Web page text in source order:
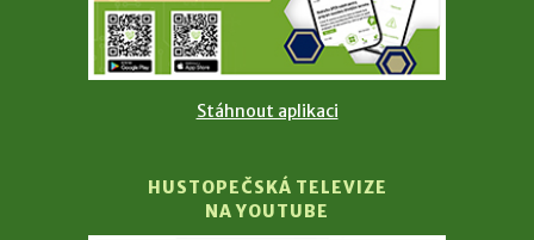
Stáhnout aplikaci
HUSTOPEČSKÁ TELEVIZE
NA YOUTUBE